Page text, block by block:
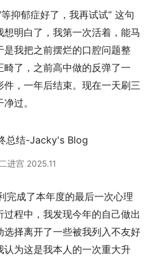
抑郁症好了，我再试试” 这句
明白了，我第一次活着，能马
我把之前摆烂的口腔问题整
了，之前高中做的反弹了一
，一年后结束。现在一天刷三
过。
进宫 2025.11
完成了本年度的最后一次心理
程中，我发现今年的自己做出
择离开了一些被我列入不友好
为这是我本人的一次重大升